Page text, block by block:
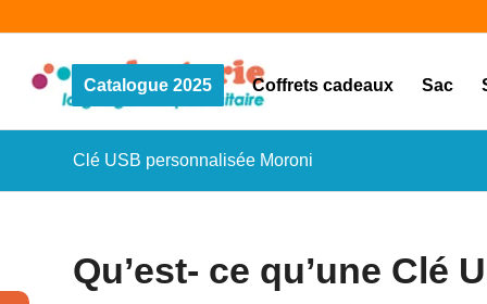
Catalogue 2025 Coffrets cadeaux Sac
Clé USB personnalisée Moroni
Qu’est- ce qu’une Clé